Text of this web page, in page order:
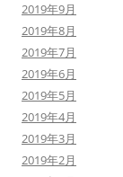
2019年9月
2019年8月
2019年7月
2019年6月
2019年5月
2019年4月
2019年3月
2019年2月